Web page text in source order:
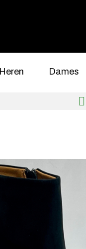
Heren Dames